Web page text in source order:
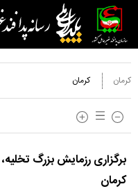
کرمان کرمان
برگزاری رزمایش بزرگ
کرمان